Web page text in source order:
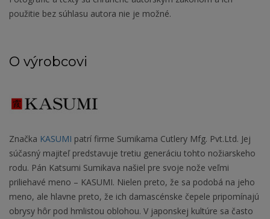
použitie bez súhlasu autora nie je možné.
O výrobcovi
Značka KASUMI patrí firme Sumikama Cutlery Mfg. Pvt.Ltd. Jej
súčasný majiteľ predstavuje tretiu generáciu tohto nožiarskeho
rodu. Pán Katsumi Sumikava našiel pre svoje nože veľmi
priliehavé meno – KASUMI. Nielen preto, že sa podobá na jeho
meno, ale hlavne preto, že ich damascénske čepele pripomínajú
obrysy hôr pod hmlistou oblohou. V japonskej kultúre sa často